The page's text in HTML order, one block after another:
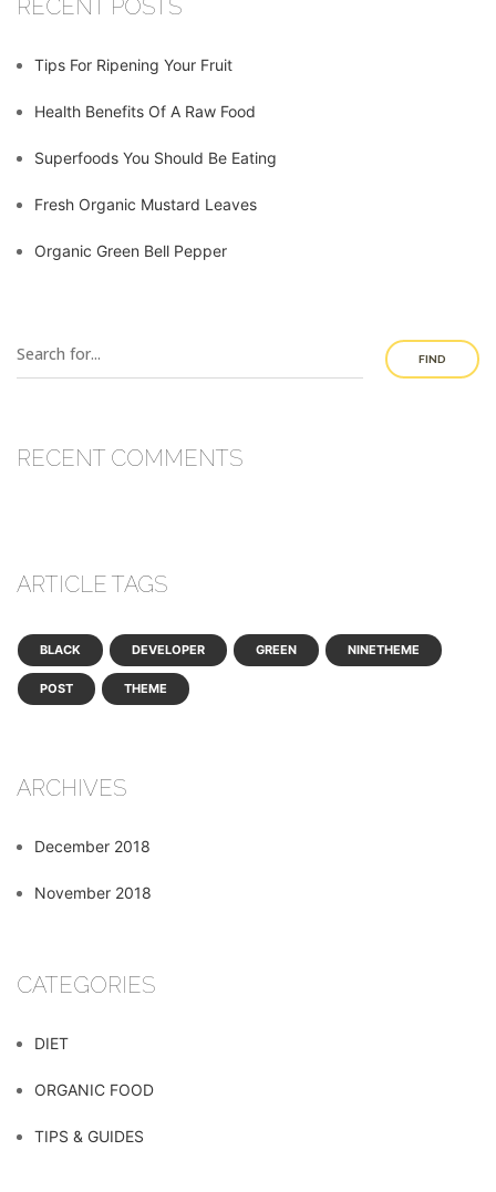
RECENT POSTS
Tips For Ripening Your Fruit
Health Benefits Of A Raw Food
Superfoods You Should Be Eating
Fresh Organic Mustard Leaves
Organic Green Bell Pepper
FIND
RECENT COMMENTS
ARTICLE TAGS
BLACK DEVELOPER GREEN NINETHEME
POST THEME
ARCHIVES
December 2018
November 2018
CATEGORIES
DIET
ORGANIC FOOD
TIPS & GUIDES